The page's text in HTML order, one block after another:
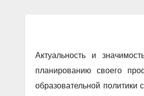
Актуальность и
планированию своего
образовательной